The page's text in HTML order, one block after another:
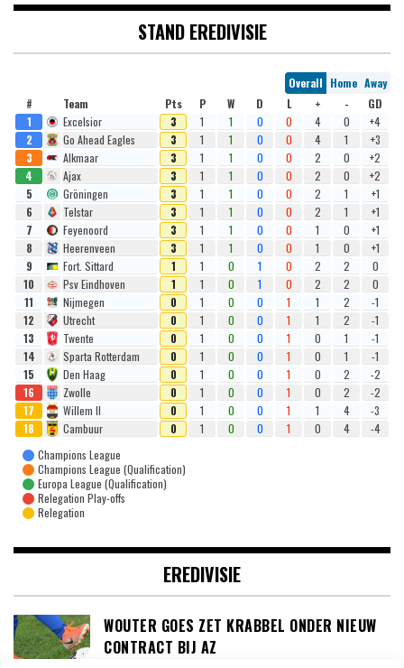
STAND EREDIVISIE
Overall Home Away
#
Team Pts P W D L + -
GD
1
Excelsior 3 1 1 0 0 4 0
+4
2
Go Ahead Eagles 3 1 1 0 0 4 1
+3
3
Alkmaar 3 1 1 0 0 2 0
+2
4
Ajax 3 1 1 0 0 2 0
+2
5
Gröningen 3 1 1 0 0 2 1
+1
6
Telstar 3 1 1 0 0 2 1
+1
7
Feyenoord 3 1 1 0 0 1 0
+1
8
Heerenveen 3 1 1 0 0 1 0
+1
9
Fort. Sittard 1 1 0 1 0 2 2
0
10
Psv Eindhoven 1 1 0 1 0 2 2
0
11
Nijmegen 0 1 0 0 1 1 2
-1
12
Utrecht 0 1 0 0 1 1 2
-1
13
Twente 0 1 0 0 1 0 1
-1
14
Sparta Rotterdam 0 1 0 0 1 0 1
-1
15
Den Haag 0 1 0 0 1 0 2
-2
16
Zwolle 0 1 0 0 1 0 2
-2
17
Willem II 0 1 0 0 1 1 4
-3
18
Cambuur 0 1 0 0 1 0 4
-4
Champions League
Champions League (Qualification)
Europa League (Qualification)
Relegation Play-offs
Relegation
EREDIVISIE
WOUTER GOES ZET KRABBEL ONDER NIEUW
CONTRACT BIJ AZ